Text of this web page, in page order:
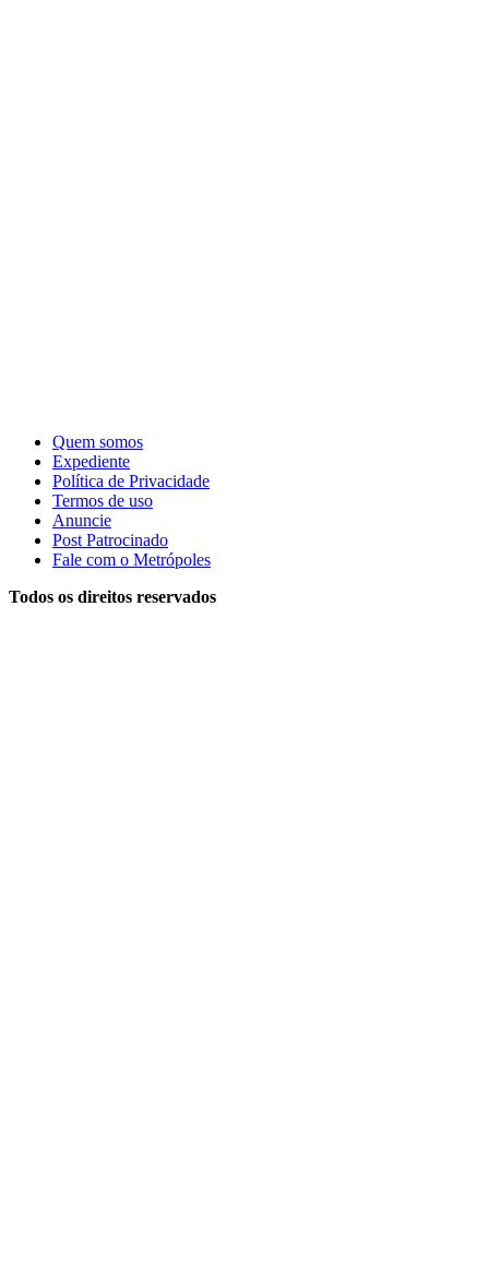
Quem somos
Expediente
Política de Privacidade
Termos de uso
Anuncie
Post Patrocinado
Fale com o Metrópoles
Todos os direitos reservados